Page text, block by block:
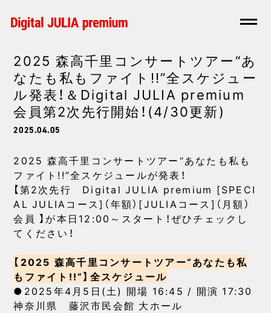
2025 森高千里コンサートツアー“あ
なたも私もファイト!!”全スケジュー
ル発表！＆Digital JULIA premium
会員第2次先行開始！(4/30更新)
2025.04.05
2025 森高千里コンサートツアー“あなたも私も
ファイト!!”全スケジュールが発表！
【第2次先行 Digital JULIA premium [SPECI
AL JULIAコース]（年額）[JULIAコース]（月額）
会員 】が本日12:00～スタート！ぜひチェックし
てください！
【2025 森高千里コンサートツアー“あなたも私
もファイト!!”】全スケジュール
●2025年4月5日(土) 開場 16:45 / 開演 17:30
神奈川県 藤沢市民会館 大ホール